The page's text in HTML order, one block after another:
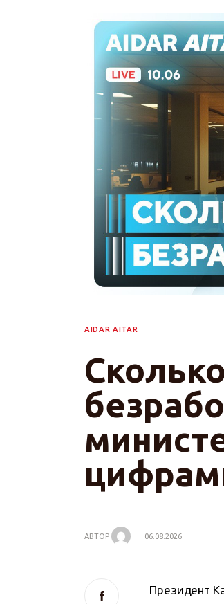
AIDAR AITAR
АВТОР 06.08.2026
Президент